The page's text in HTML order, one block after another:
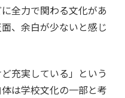
全力で関わる文化があ
、余白が少ないと感じ
充実している」という
は学校文化の一部と考